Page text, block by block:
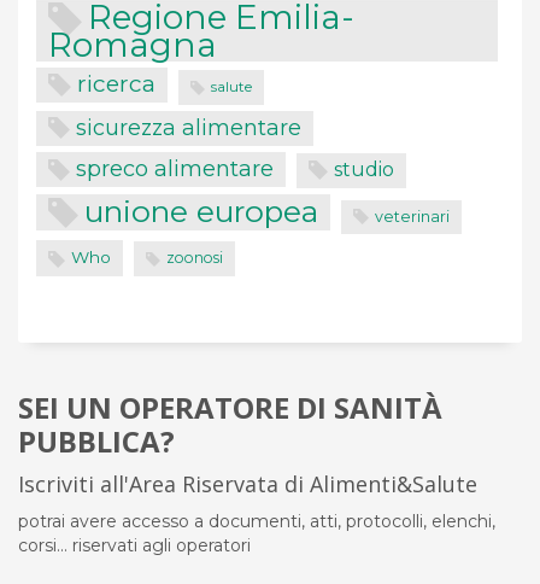
Regione Emilia-
Romagna
ricerca salute
sicurezza alimentare
spreco alimentare studio
unione europea veterinari
Who zoonosi
SEI UN OPERATORE DI SANITÀ
PUBBLICA?
Iscriviti all'Area Riservata di Alimenti&Salute
potrai avere accesso a documenti, atti, protocolli, elenchi,
corsi... riservati agli operatori